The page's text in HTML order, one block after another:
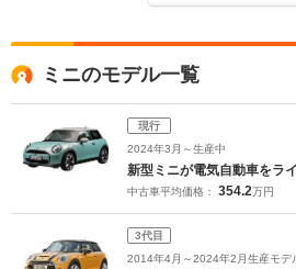
ミニのモデル一覧
現行
2024年3月～生産中
新型ミニが電気自動車をラ
中古車平均価格： 354.2万円
3代目
2014年4月～2024年2月生産モデ